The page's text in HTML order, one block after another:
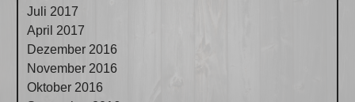
Juli 2017
April 2017
Dezember 2016
November 2016
Oktober 2016